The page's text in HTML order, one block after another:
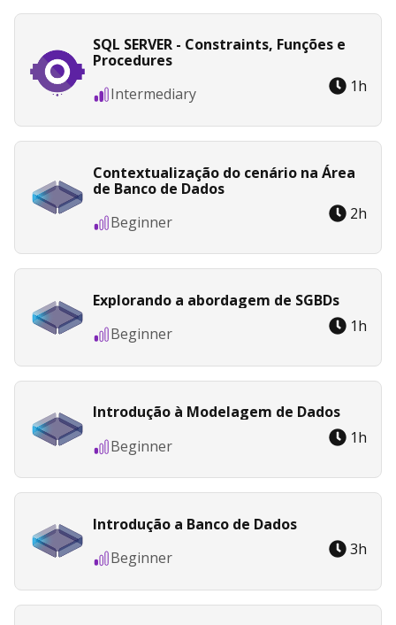
SQL SERVER - Constraints, Funções e
Procedures
Intermediary
1h
Contextualização do cenário na Área
de Banco de Dados
Beginner
2h
Explorando a abordagem de SGBDs
Beginner
1h
Introdução à Modelagem de Dados
Beginner
1h
Introdução a Banco de Dados
Beginner
3h